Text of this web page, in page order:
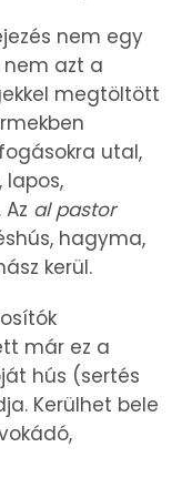
nem egy
azt a
megtöltött
utal,
al pastor
hagyma,
kerül.
már ez a
hús (sertés
Kerülhet bele